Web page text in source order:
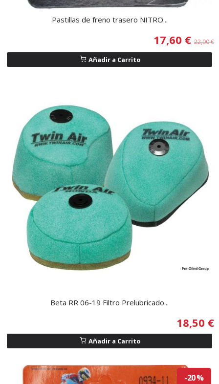
Pastillas de freno trasero NITRO...
17,60 € 22,00 €
Añadir a Carrito
Beta RR 06-19 Filtro Prelubricado...
18,50 €
Añadir a Carrito
-20 %